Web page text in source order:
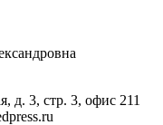
д. 3, стр. 3, офис 211